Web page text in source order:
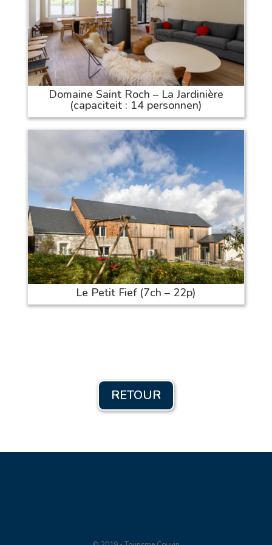
Domaine Saint Roch – La Jardinière
(capaciteit : 14 personnen)
Le Petit Fief (7ch – 22p)
RETOUR